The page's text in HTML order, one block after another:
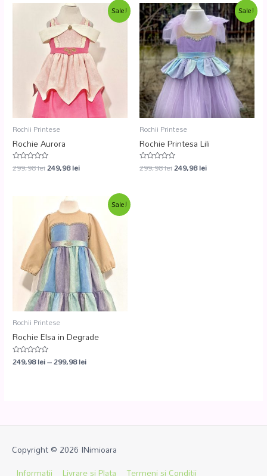
Sale!
Rochii Printese
Rochie Aurora
Evaluat
la
299,98lei249,98lei
Sale!
Rochii Printese
Rochie Printesa Lili
Evaluat
la
299,98lei249,98lei
Sale!
Rochii Printese
Rochie Elsa in Degrade
Evaluat
la
249,98lei–299,98lei
Copyright © 2026 INimioara